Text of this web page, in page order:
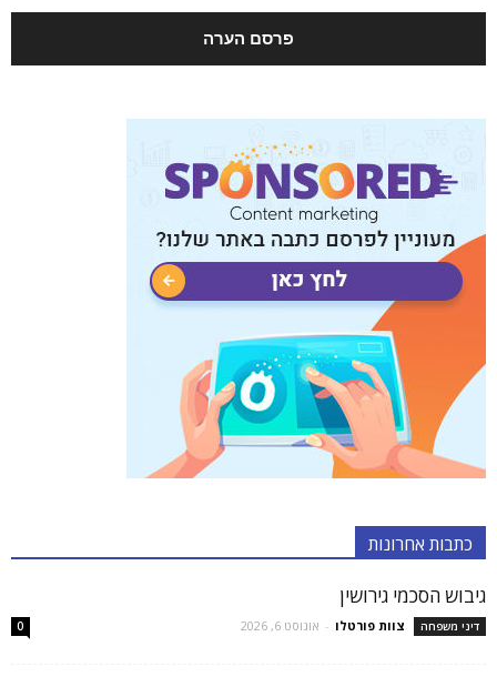
כתבות אחרונות
גיבוש הסכמי גירושין
דיני משפחה צוות פורטלו - אוגוסט 6, 2026 0